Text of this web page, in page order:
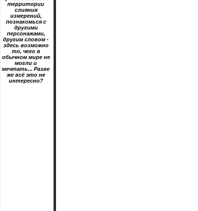
территории
слияния
измерений,
познакомься с
другими
персонажами,
другим словом -
здесь возможно
то, чего в
обычном мире не
могли и
мечтать... Разве
же всё это не
интересно?